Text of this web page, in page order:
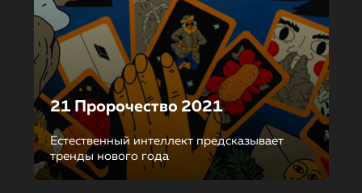
21 Пророчество 2021
Естественный интеллект предсказывает
тренды нового года